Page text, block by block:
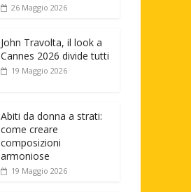
26 Maggio 2026
John Travolta, il look a
Cannes 2026 divide tutti
19 Maggio 2026
Abiti da donna a strati:
come creare
composizioni
armoniose
19 Maggio 2026